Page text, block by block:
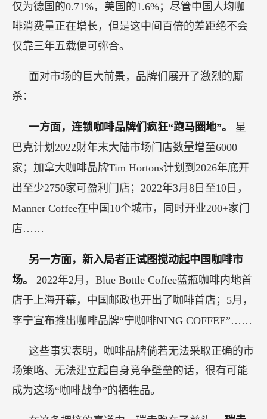
仅为德国的0.71%，美国的1.6%；尽管中国人均咖
啡消费量正在增长，但是这中间百倍的差距绝不会
仅靠三年五载便可弥合。
面对市场的巨大前景，品牌们展开了激烈的厮
杀：
一方面，连锁咖啡品牌们疯狂“跑马圈地”。 星
巴克计划2022财年末大陆市场门店数量增至6000
家；加拿大咖啡品牌Tim Hortons计划到2026年底开
出至少2750家可盈利门店；2022年3月8日至10日，
Manner Coffee在中国10个城市，同时开业200+家门
店……
另一方面，新入局者正试图搅动起中国咖啡市
场。 2022年2月，Blue Bottle Coffee蓝瓶咖啡内地首
店于上海开幕，中国邮政也开出了咖啡首店；5月，
李宁宣布推出咖啡品牌“宁咖啡NING COFFEE”……
这些事实表明，咖啡品牌倘若无法采取正确的市
场策略、无法建立起自身竞争壁垒的话，很有可能
成为这场“咖啡战争”的牺牲品。